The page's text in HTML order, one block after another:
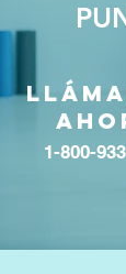
1-800-